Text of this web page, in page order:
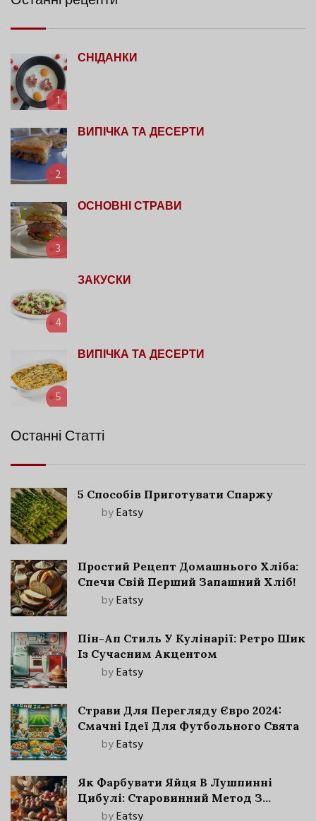
1
СНІДАНКИ
2
ВИПІЧКА ТА ДЕСЕРТИ
3
ОСНОВНІ СТРАВИ
4
ЗАКУСКИ
5
ВИПІЧКА ТА ДЕСЕРТИ
Останні Статті
5 Способів Приготувати Спаржу
byEatsy
Простий Рецепт Домашнього Хліба:
Спечи Свій Перший Запашний Хліб!
byEatsy
Пін-Ап Стиль У Кулінарії: Ретро Шик
Із Сучасним Акцентом
byEatsy
Страви Для Перегляду Євро 2024:
Смачні Ідеї Для Футбольного Свята
byEatsy
Як Фарбувати Яйця В Лушпинні
Цибулі: Старовинний Метод З
Сучасними Нюансами
byEatsy